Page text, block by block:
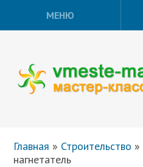
МЕНЮ
Главная » Строительство »
нагнетатель